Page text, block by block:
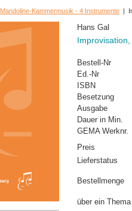
Mandoline-Kammermusik - 4 Instrumente |
Hans Gal
Bestell-Nr
Ed.-Nr
ISBN
Besetzung
Ausgabe
Dauer in Min.
GEMA Werknr.
Preis
Lieferstatus
Bestellmenge
über ein